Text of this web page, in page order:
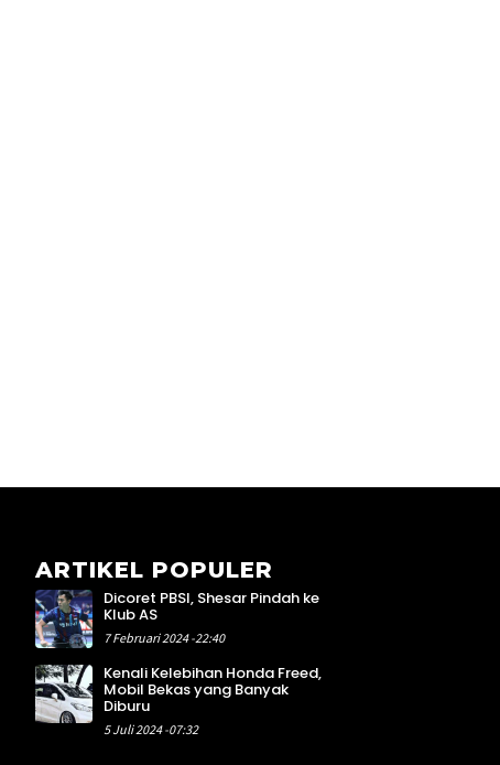
ARTIKEL POPULER
Dicoret PBSI, Shesar Pindah ke
Klub AS
7 Februari 2024 -22:40
Kenali Kelebihan Honda Freed,
Mobil Bekas yang Banyak
Diburu
5 Juli 2024 -07:32